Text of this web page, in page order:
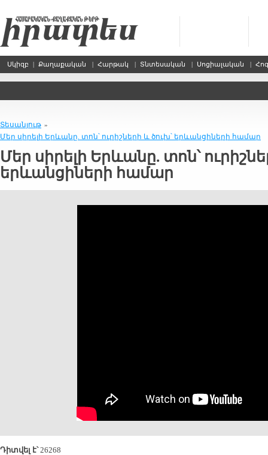
Սկիզբ | Քաղաքական | Հարթակ | Տնտեսական | Սոցիալական |
Տեսանյութ »
Մեր սիրելի Երևանը. տոն՝ ուրիշների և ծուխ՝ երևանցիների համար
Մեր սիրելի Երևանը. տոն՝
երևանցիների համար
Դիտվել է՝26268